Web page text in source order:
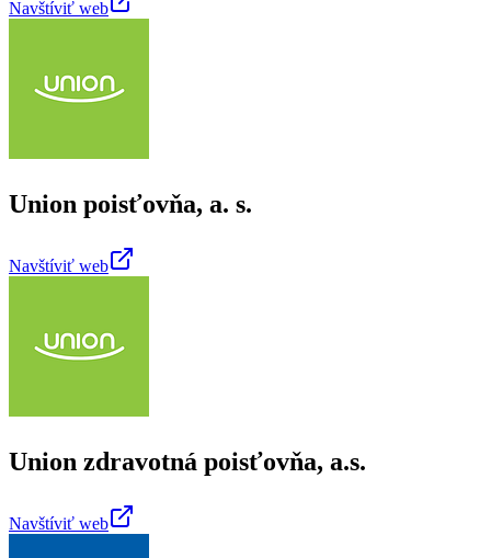
Navštíviť web
Union poisťovňa, a. s.
Navštíviť web
Union zdravotná poisťovňa, a.s.
Navštíviť web